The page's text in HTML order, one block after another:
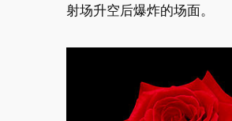
射场升空后爆炸的场面。